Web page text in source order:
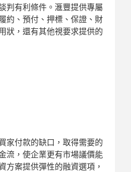
判有利條件。滙豐提供專屬
約、預付、押標、保證、財
狀，還有其他視要求提供的
家付款的缺口，取得需要的
流，使企業更有市場議價能
方案提供彈性的融資選項，